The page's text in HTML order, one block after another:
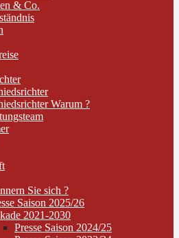
& Co.
Warum ?
Sie sich ?
Saison 2025/26
2021-2030
Presse Saison 2024/25